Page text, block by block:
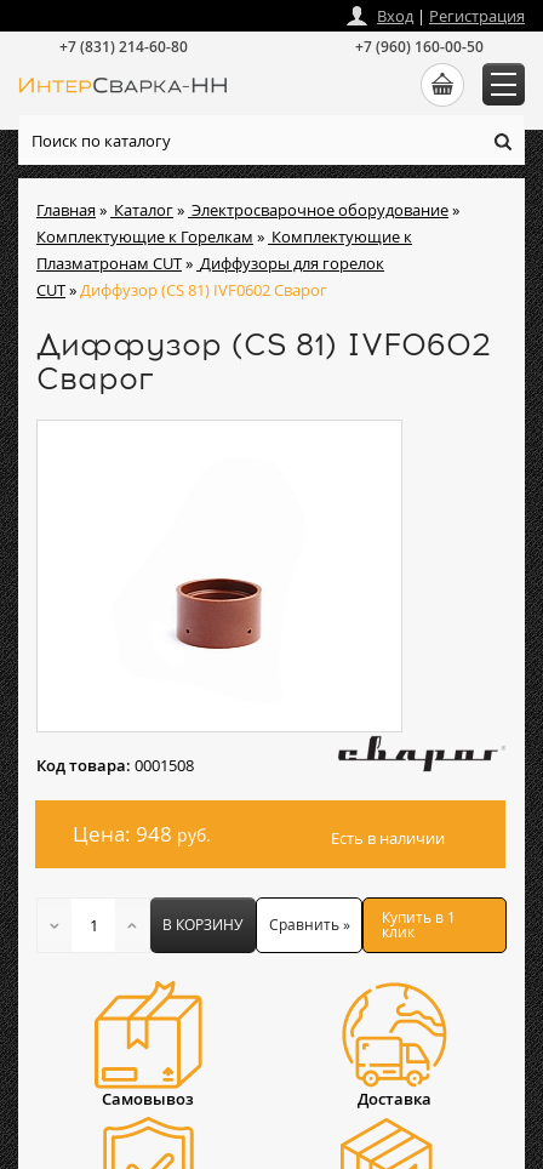
Главная» Каталог» Электросварочное оборудование»
Комплектующие к Горелкам » Комплектующие к
Плазматронам CUT» Диффузоры для горелок
CUT»Диффузор (CS 81) IVF0602 Сварог
Диффузор (CS 81) IVF0602
Сварог
Код товара: 0001508
Цена: 948 руб. Есть в наличии
В КОРЗИНУ Сравнить » Купить в 1
клик
Самовывоз Доставка
Вход| Регистрация
+7 (831) 214-60-80 +7 (960) 160-00-50